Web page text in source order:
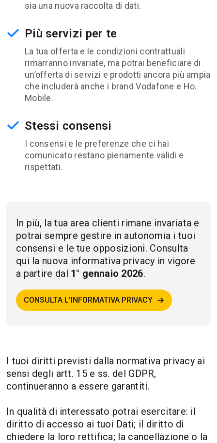
sia una nuova raccolta di dati.
Più servizi per te
La tua offerta e le condizioni contrattuali
rimarranno invariate, ma potrai beneficiare di
un’offerta di servizi e prodotti ancora più ampia
che includerà anche i brand Vodafone e Ho.
Mobile.
Stessi consensi
I consensi e le preferenze che ci hai
comunicato restano pienamente validi e
rispettati.
In più, la tua area clienti rimane invariata e
potrai sempre gestire in autonomia i tuoi
consensi e le tue opposizioni. Consulta
qui la nuova informativa privacy in vigore
a partire dal 1° gennaio 2026.
CONSULTA L’INFORMATIVA PRIVACY
I tuoi diritti previsti dalla normativa privacy ai
sensi degli artt. 15 e ss. del GDPR,
continueranno a essere garantiti.
In qualità di interessato potrai esercitare: il
diritto di accesso ai tuoi Dati; il diritto di
chiedere la loro rettifica; la cancellazione o la